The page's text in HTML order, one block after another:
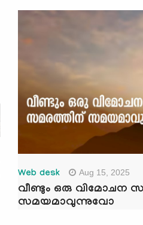
Web desk Aug 15, 2025
വീണ്ടും ഒരു വിമോചന
സമയമാവുന്നുവോ